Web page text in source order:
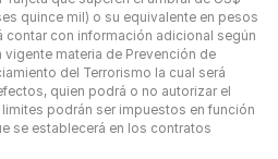
quince mil) o su equivalente en pesos
contar con información adicional según
materia de Prevención de
del Terrorismo la cual será
quien podrá o no autorizar el
podrán ser impuestos en función
se establecerá en los contratos